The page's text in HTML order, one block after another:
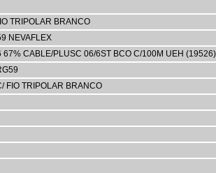
TRIPOLAR BRANCO
NEVAFLEX
67% CABLE/PLUSC 06/6ST BCO C/100M UEH (19526)
FIO TRIPOLAR BRANCO